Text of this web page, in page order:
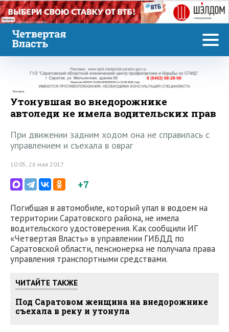
Реклама
Реклама
Утонувшая во внедорожнике
автоледи не имела водительских прав
При движении задним ходом она не справилась с
управлением и съехала в овраг
10:05, 26 мая 2017
+7
Погибшая в автомобиле, который упал в водоем на
территории Саратовского района, не имела
водительского удостоверения. Как сообщили ИГ
«Четвертая Власть» в управлении ГИБДД по
Саратовской области, пенсионерка не получала права
управления транспортными средствами.
ЧИТАЙТЕ ТАКЖЕ
Под Саратовом женщина на внедорожнике
съехала в реку и утонула